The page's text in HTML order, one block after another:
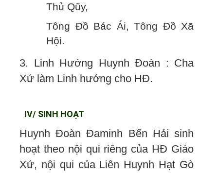
Thủ Qũy,
Tông Đồ Bác Ái, Tông Đồ Xã
Hội.
3. Linh Hướng Huynh Đoàn : Cha
Xứ làm Linh hướng cho HĐ.
IV/ SINH HOẠT
Huynh Đoàn Đaminh Bến Hải sinh
hoạt theo nội qui riêng của HĐ Giáo
Xứ, nội qui của Liên Huynh Hạt Gò